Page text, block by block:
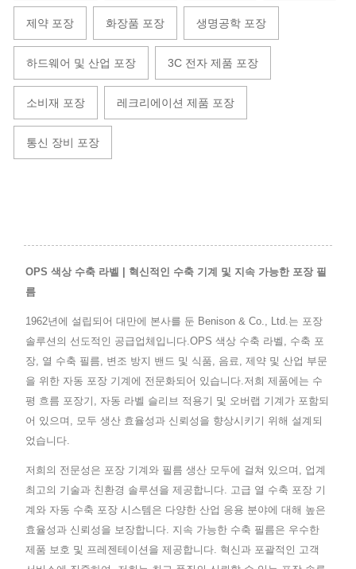
제약 포장 화장품 포장 생명공학 포장
하드웨어 및 산업 포장 3C 전자 제품 포장
소비재 포장 레크리에이션 제품 포장
통신 장비 포장
OPS 색상 수축 라벨 | 혁신적인 수축 기계 및 지속 가능한 포장 필
름
1962년에 설립되어 대만에 본사를 둔 Benison & Co., Ltd.는 포장
솔루션의 선도적인 공급업체입니다.OPS 색상 수축 라벨, 수축 포
장, 열 수축 필름, 변조 방지 밴드 및 식품, 음료, 제약 및 산업 부문
을 위한 자동 포장 기계에 전문화되어 있습니다.저희 제품에는 수
평 흐름 포장기, 자동 라벨 슬리브 적용기 및 오버랩 기계가 포함되
어 있으며, 모두 생산 효율성과 신뢰성을 향상시키기 위해 설계되
었습니다.
저희의 전문성은 포장 기계와 필름 생산 모두에 걸쳐 있으며, 업계
최고의 기술과 친환경 솔루션을 제공합니다. 고급 열 수축 포장 기
계와 자동 수축 포장 시스템은 다양한 산업 응용 분야에 대해 높은
효율성과 신뢰성을 보장합니다. 지속 가능한 수축 필름은 우수한
제품 보호 및 프레젠테이션을 제공합니다. 혁신과 포괄적인 고객